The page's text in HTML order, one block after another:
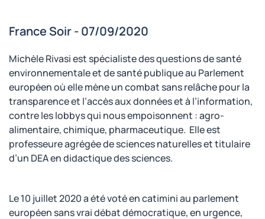
France Soir - 07/09/2020
Michèle Rivasi est spécialiste des questions de santé
environnementale et de santé publique au Parlement
européen où elle mène un combat sans relâche pour la
transparence et l’accès aux données et à l’information,
contre les lobbys qui nous empoisonnent : agro-
alimentaire, chimique, pharmaceutique. Elle est
professeure agrégée de sciences naturelles et titulaire
d’un DEA en didactique des sciences.
Le 10 juillet 2020 a été voté en catimini au parlement
européen sans vrai débat démocratique, en urgence,